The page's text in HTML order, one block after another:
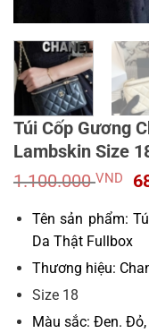
Túi Cốp Gương
Lambskin Size
1.100.000VND
Tên sản phẩm:
Da Thật Fullbox
Thương hiệu:
Size 18
Màu sắc: Đen. Đỏ,